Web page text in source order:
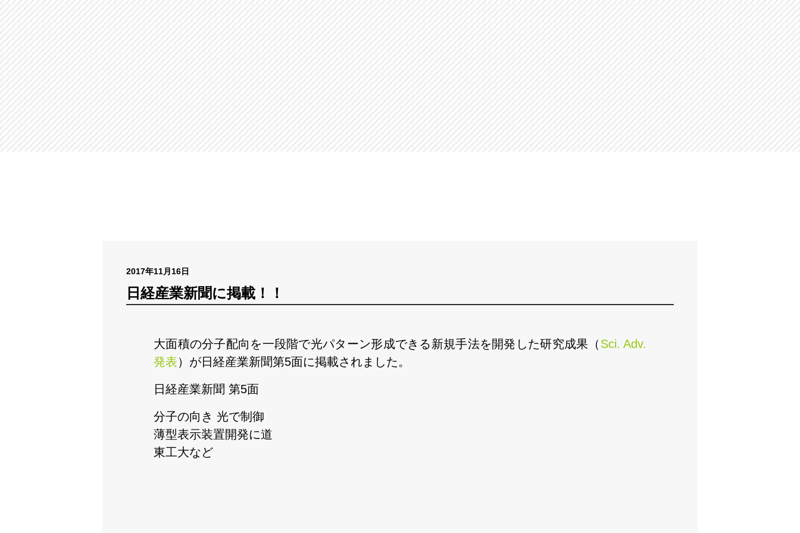
2017年11月16日
日経産業新聞に掲載！！
大面積の分子配向を一段階で光パターン形成できる新規手法を開発した研究成果（ Sci. Adv.
発表）が日経産業新聞第5面に掲載されました。
日経産業新聞 第5面
分子の向き 光で制御
薄型表示装置開発に道
東工大など